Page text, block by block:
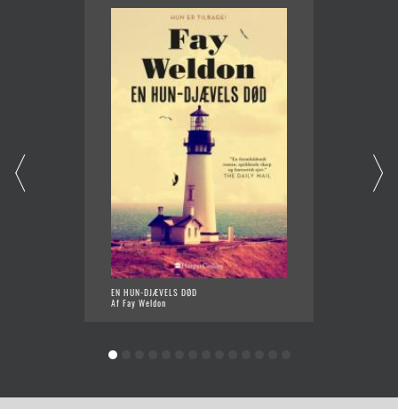
EN HUN-DJÆVELS DØD
Af Fay Weldon